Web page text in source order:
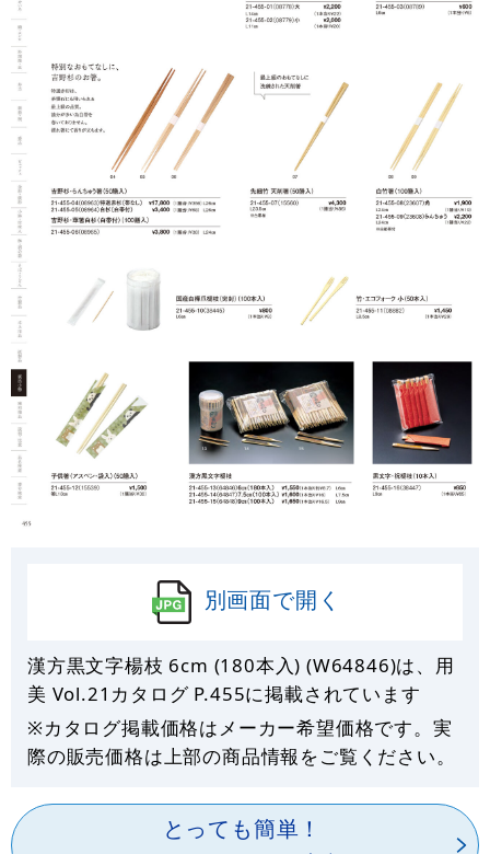
別画面で開く
漢方黒文字楊枝 6cm (180本入) (W64846)は、用
美 Vol.21カタログ P.455に掲載されています
※カタログ掲載価格はメーカー希望価格です。実
際の販売価格は上部の商品情報をご覧ください。
とっても簡単！